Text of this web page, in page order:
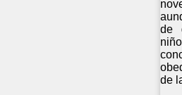
de
de